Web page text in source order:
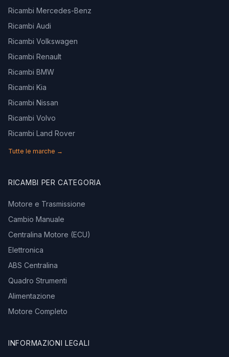
Ricambi Mercedes-Benz
Ricambi Audi
Ricambi Volkswagen
Ricambi Renault
Ricambi BMW
Ricambi Kia
Ricambi Nissan
Ricambi Volvo
Ricambi Land Rover
Tutte le marche →
RICAMBI PER CATEGORIA
Motore e Trasmissione
Cambio Manuale
Centralina Motore (ECU)
Elettronica
ABS Centralina
Quadro Strumenti
Alimentazione
Motore Completo
INFORMAZIONI LEGALI